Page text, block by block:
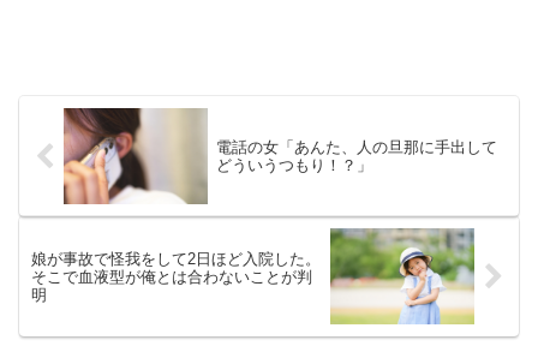
電話の女「あんた、人の旦那に手出して
どういうつもり！？」
娘が事故で怪我をして2日ほど入院した。
そこで血液型が俺とは合わないことが判
明